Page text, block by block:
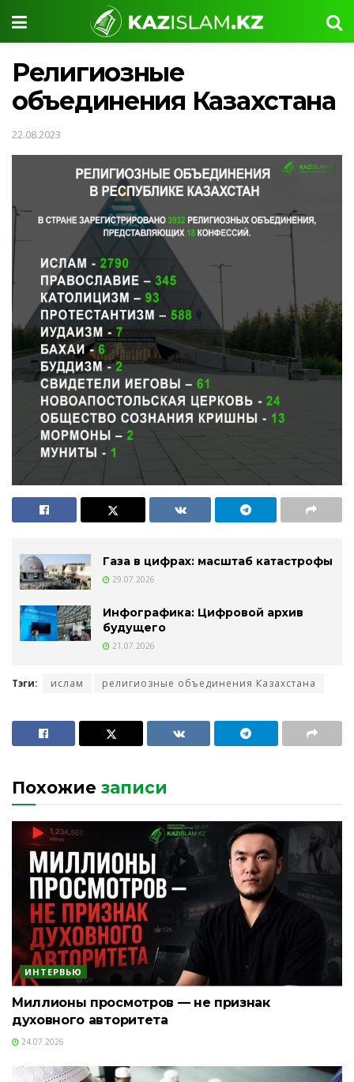
Религиозные
объединения Казахстана
22.08.2023
Газа в цифрах: масштаб катастрофы
29.07.2026
Инфографика: Цифровой архив
будущего
21.07.2026
Тэги: ислам религиозные объединения Казахстана
Похожие записи
ИНТЕРВЬЮ
Миллионы просмотров — не признак
духовного авторитета
24.07.2026